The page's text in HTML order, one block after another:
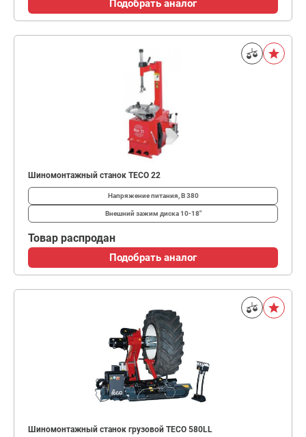
Подобрать аналог
Шиномонтажный станок TECO 22
Напряжение питания, В380
Внешний зажим диска10-18"
Товар распродан
Подобрать аналог
Шиномонтажный станок грузовой TECO 580LL